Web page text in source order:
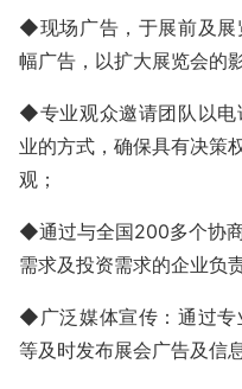
◆现场广告，于展前及展
幅广告，以扩大展览会的
◆专业观众邀请团队以电
业的方式，确保具有决策
观；
◆通过与全国200多个协
需求及投资需求的企业负
◆广泛媒体宣传：通过专
等及时发布展会广告及信